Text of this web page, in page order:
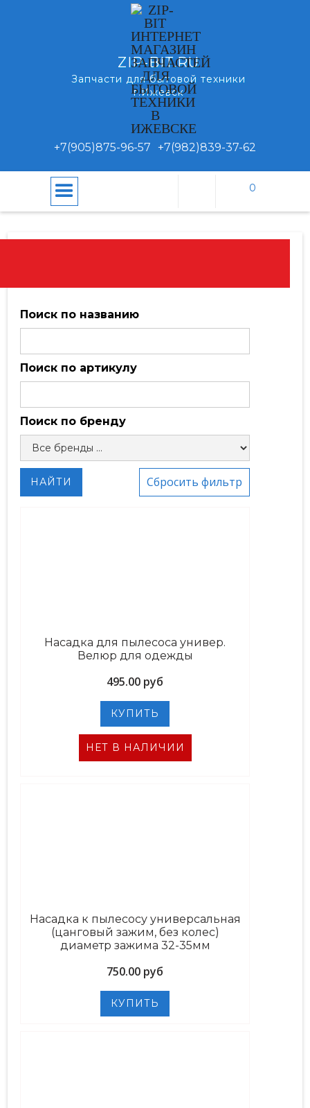
ZIP-BIT.RU
Запчасти для бытовой техники
г.Ижевск
+7(905)875-96-57 +7(982)839-37-62
0
Поиск по названию
Поиск по артикулу
Поиск по бренду
Насадка для пылесоса универ.
Велюр для одежды
495.00 руб
НЕТ В НАЛИЧИИ
Насадка к пылесосу универсальная
(цанговый зажим, без колес)
диаметр зажима 32-35мм
750.00 руб